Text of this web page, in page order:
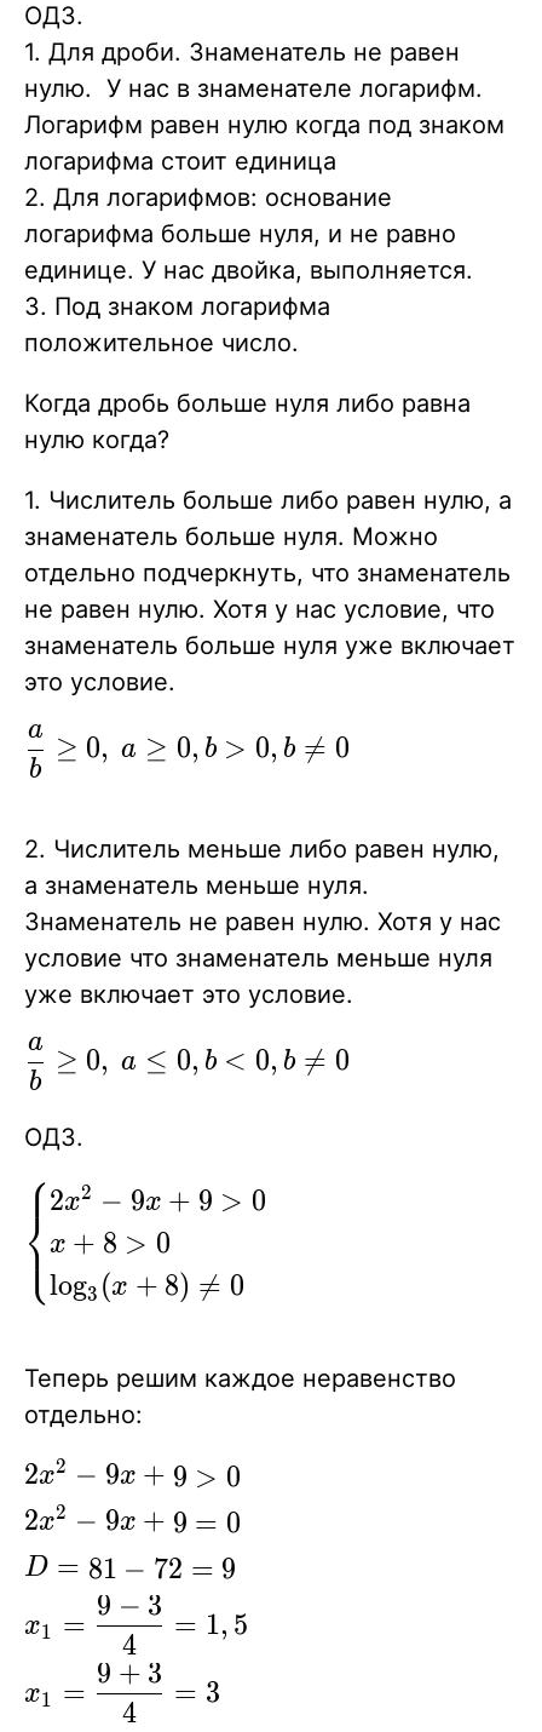
\log_3
(x+8)} \ge
0}\\
ОДЗ.
1. Для дроби. Знаменатель не равен
нулю. У нас в знаменателе логарифм.
Логарифм равен нулю когда под знаком
логарифма стоит единица
2. Для логарифмов: основание
логарифма больше нуля, и не равно
единице. У нас двойка, выполняется.
3. Под знаком логарифма
положительное число.
Когда дробь больше нуля либо равна
нулю когда?
1. Числитель больше либо равен нулю, а
знаменатель больше нуля. Можно
отдельно подчеркнуть, что знаменатель
не равен нулю. Хотя у нас условие, что
знаменатель больше нуля уже включает
это условие.
\displaystyle{\frac{a}
{b}\ge 0},\ {a\ge 0},
b
a
≥ 0, a ≥ 0, b > 0, b 
= 0
2. Числитель меньше либо равен нулю,
а знаменатель меньше нуля.
Знаменатель не равен нулю. Хотя у нас
условие что знаменатель меньше нуля
уже включает это условие.
\displaystyle{\frac{a}
{b}\ge 0},\ {a\le 0},
{b\lt 0}, {b\neq0}
b
a
≥ 0, a ≤ 0, b < 0, b 
= 0
ОДЗ.
\begin{cases}
2x^2-9x+9
\gt 0\\ x+8
\gt 0 \\
\ne0
\end{cases}
⎩
⎪
⎨⎪
⎧2x2 − 9x + 9 > 0
x + 8 > 0
log3 (x + 8) 
= 0
Теперь решим каждое неравенство
отдельно:
2x^2-
9x+9\gt0\\
9x+9=0\\
D= 81-
72=9\\
\displaystyle{
2x2 − 9x + 9 > 0
2x2 − 9x + 9 = 0
D = 81 − 72 = 9
x1 =
4
9 − 3
= 1, 5
x1 =
4
9 + 3
= 3